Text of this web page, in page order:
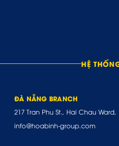
HỆ
ĐÀ NẴNG BRANCH
217 Tran Phu St., Hai Chau
info@hoabinh-group.com